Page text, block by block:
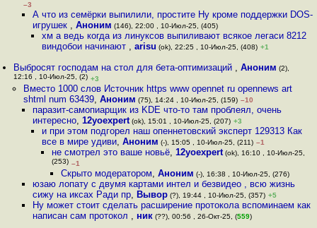
–3
А что из семёрки выпилили, простите Ну кроме поддержки DOS-
игрушек , Аноним (146), 22:00 , 10-Июл-25, (405)
хм а ведь когда из линуксов выпиливают всякое легаси 8212
виндобои начинают ,arisu (ok), 22:25 , 10-Июл-25, (408) +1
Выбросят господам на стол для бета-оптимизаций ,Аноним (2),
12:16 , 10-Июл-25, (2) +3
Вместо 1000 слов Источник https www opennet ru opennews art
shtml num 63439, Аноним (75), 14:24 , 10-Июл-25, (159) –10
паразит-самопиарщик из KDE что-то там проблеял, очень
интересно, 12yoexpert(ok), 15:01 , 10-Июл-25, (207) +3
и при этом подгорел наш опеннетовский эксперт 129313 Как
все в мире удиви,Аноним (-), 15:05 , 10-Июл-25, (211) –1
не смотрел это ваше новьё, 12yoexpert(ok), 16:10 , 10-Июл-25,
(253) –1
Скрыто модератором, Аноним (-), 16:38 , 10-Июл-25, (276)
юзаю лопату с двумя картами интел и безвидео , всю жизнь
сижу на иксах Ради пр, Вывор(?), 19:44 , 10-Июл-25, (357) +5
Ну может стоит сделать расширение протокола вспоминаем как
написан сам протокол , ник(??), 00:56 , 26-Окт-25, (559)